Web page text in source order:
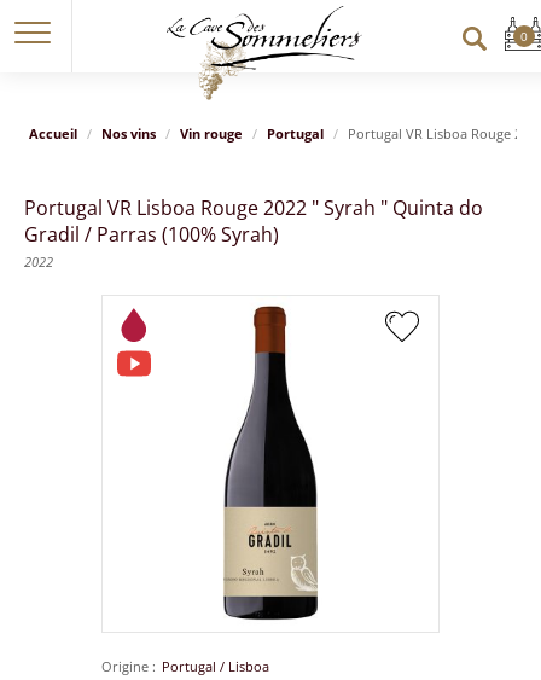
Accueil Nos vins Vin rouge Portugal Portugal VR Lisboa Rouge
Portugal VR Lisboa Rouge 2022 " Syrah " Quinta do
Gradil / Parras (100% Syrah)
2022
Origine Portugal / Lisboa